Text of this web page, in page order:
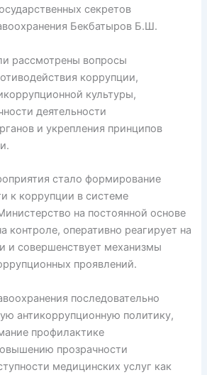
секретов
Бекбатыров Б.Ш.
рассмотрены вопросы
коррупции,
культуры,
деятельности
и укрепления принципов
стало формирование
к коррупции в системе
на постоянной основе
контроле, оперативно реагирует на
и совершенствует механизмы
проявлений.
последовательно
антикоррупционную политику,
профилактике
прозрачности
медицинских услуг как